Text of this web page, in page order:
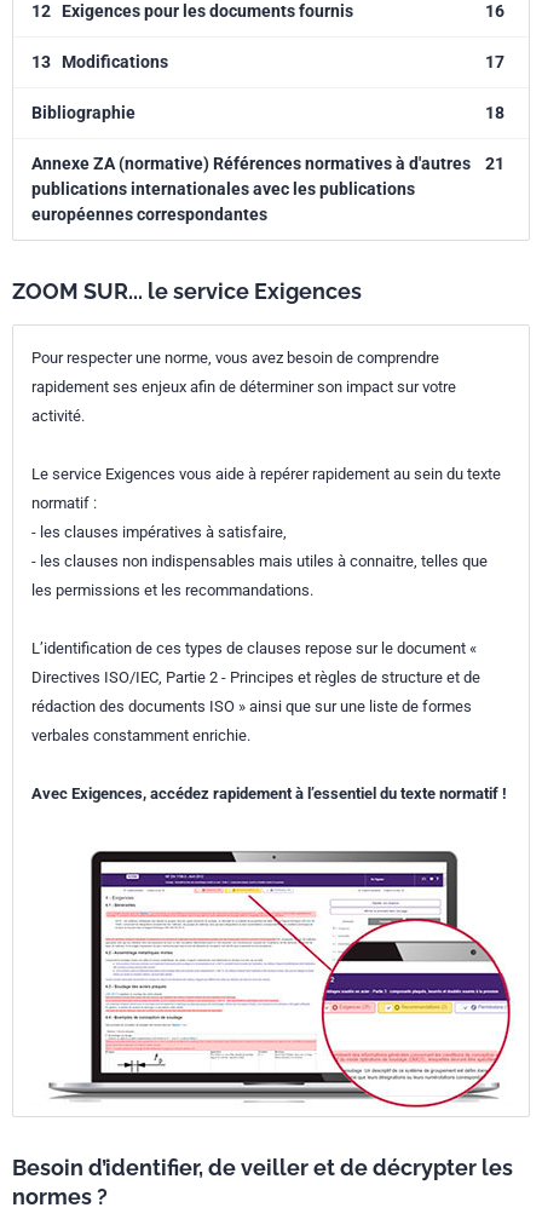
12 Exigences pour les documents fournis 16
13 Modifications 17
Bibliographie 18
Annexe ZA (normative) Références normatives à d'autres
publications internationales avec les publications
européennes correspondantes
21
ZOOM SUR... le service Exigences
Pour respecter une norme, vous avez besoin de comprendre
rapidement ses enjeux afin de déterminer son impact sur votre
activité.
Le service Exigences vous aide à repérer rapidement au sein du texte
normatif :
- les clauses impératives à satisfaire,
- les clauses non indispensables mais utiles à connaitre, telles que
les permissions et les recommandations.
L’identification de ces types de clauses repose sur le document «
Directives ISO/IEC, Partie 2 - Principes et règles de structure et de
rédaction des documents ISO » ainsi que sur une liste de formes
verbales constamment enrichie.
Avec Exigences, accédez rapidement à l’essentiel du texte normatif !
Besoin d’identifier, de veiller et de décrypter les
normes ?